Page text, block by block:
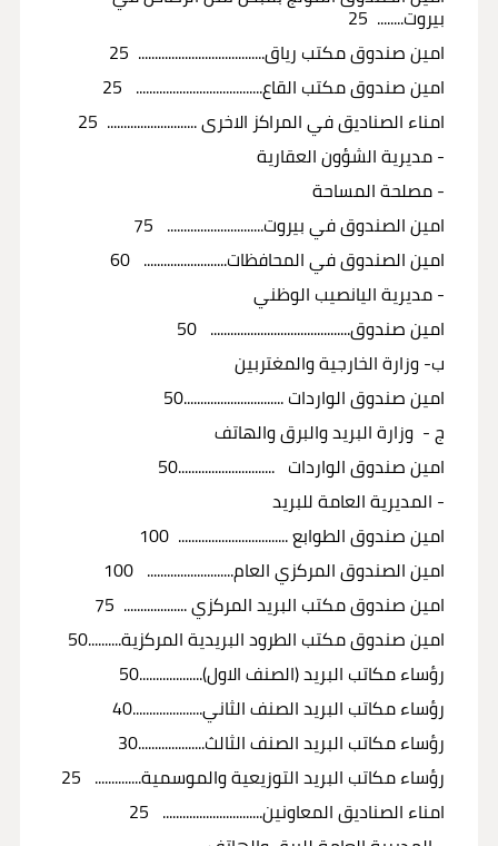
بيروت........ 25
امين صندوق مكتب رياق...................................... 25
امين صندوق مكتب القاع...................................... 25
امناء الصناديق في المراكز الاخرى ........................... 25
- مديرية الشؤون العقارية
- مصلحة المساحة
امين الصندوق في بيروت............................. 75
امين الصندوق في المحافظات......................... 60
- مديرية اليانصيب الوظني
امين صندوق.......................................... 50
ب- وزارة الخارجية والمغتربين
امين صندوق الواردات ..............................50
ج - وزارة البريد والبرق والهاتف
امين صندوق الواردات .............................50
- المديرية العامة للبريد
امين صندوق الطوابع ................................. 100
امين الصندوق المركزي العام.......................... 100
امين صندوق مكتب البريد المركزي ................... 75
امين صندوق مكتب الطرود البريدية المركزية..........50
رؤساء مكاتب البريد (الصنف الاول)...................50
رؤساء مكاتب البريد الصنف الثاني.....................40
رؤساء مكاتب البريد الصنف الثالث....................30
رؤساء مكاتب البريد التوزيعية والموسمية.............. 25
امناء الصناديق المعاونين.............................. 25